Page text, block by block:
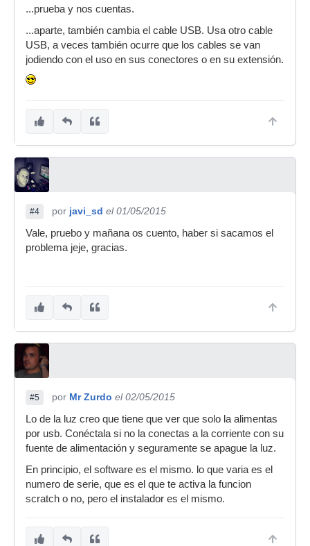
...prueba y nos cuentas.
...aparte, también cambia el cable USB. Usa otro cable
USB, a veces también ocurre que los cables se van
jodiendo con el uso en sus conectores o en su extensión.
#4 por javi_sd el 01/05/2015
Vale, pruebo y mañana os cuento, haber si sacamos el
problema jeje, gracias.
#5 por Mr Zurdo el 02/05/2015
Lo de la luz creo que tiene que ver que solo la alimentas
por usb. Conéctala si no la conectas a la corriente con su
fuente de alimentación y seguramente se apague la luz.
En principio, el software es el mismo. lo que varia es el
numero de serie, que es el que te activa la funcion
scratch o no, pero el instalador es el mismo.